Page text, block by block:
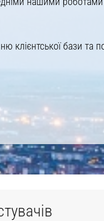
клієнтської бази та